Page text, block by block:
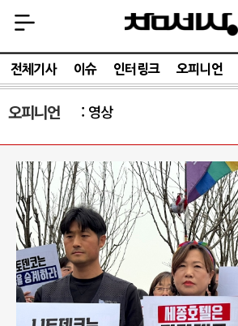
전체기사 이슈 인터링크 오피니언
오피니언 영상